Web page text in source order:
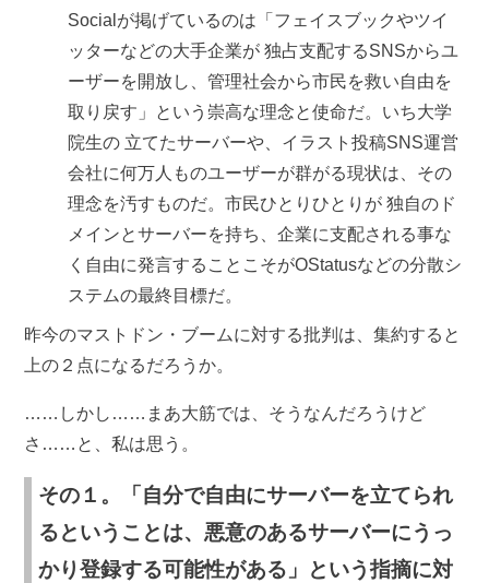
Socialが掲げているのは「フェイスブックやツイ
ッターなどの大手企業が 独占支配するSNSからユ
ーザーを開放し、管理社会から市民を救い自由を
取り戻す」という崇高な理念と使命だ。いち大学
院生の 立てたサーバーや、イラスト投稿SNS運営
会社に何万人ものユーザーが群がる現状は、その
理念を汚すものだ。市民ひとりひとりが 独自のド
メインとサーバーを持ち、企業に支配される事な
く自由に発言することこそがOStatusなどの分散シ
ステムの最終目標だ。
昨今のマストドン・ブームに対する批判は、集約すると
上の２点になるだろうか。
……しかし……まあ大筋では、そうなんだろうけど
さ……と、私は思う。
その１。「自分で自由にサーバーを立てられ
るということは、悪意のあるサーバーにうっ
かり登録する可能性がある」という指摘に対